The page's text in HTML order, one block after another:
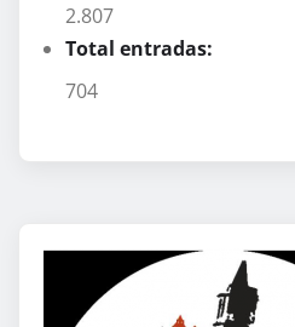
2.807
Total entradas:
704